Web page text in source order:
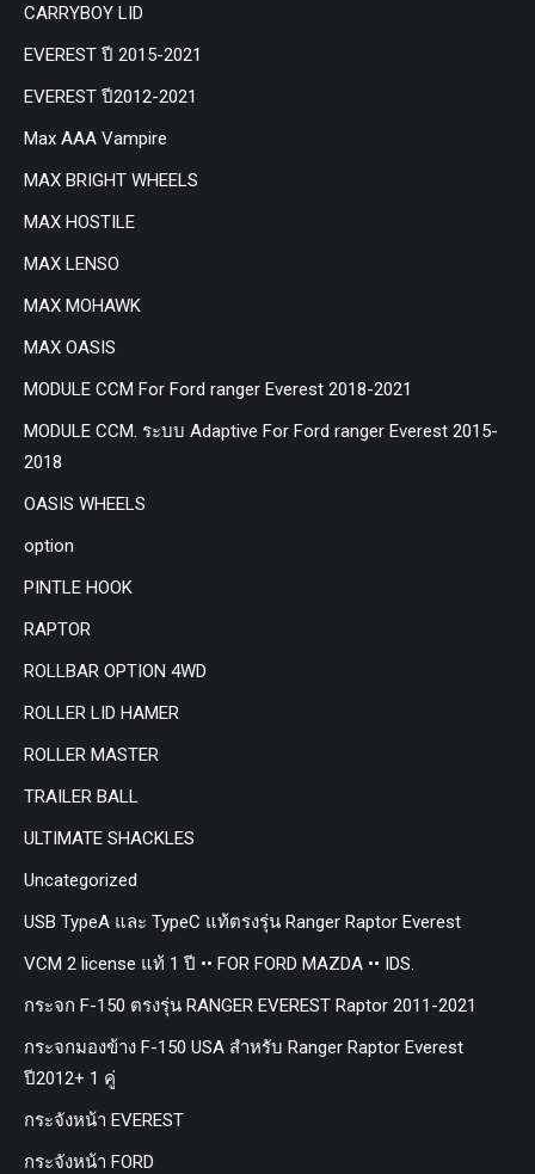
CARRYBOY LID
EVEREST ปี 2015-2021
EVEREST ปี2012-2021
Max AAA Vampire
MAX BRIGHT WHEELS
MAX HOSTILE
MAX LENSO
MAX MOHAWK
MAX OASIS
MODULE CCM For Ford ranger Everest 2018-2021
MODULE CCM. ระบบ Adaptive For Ford ranger Everest 2015-
2018
OASIS WHEELS
option
PINTLE HOOK
RAPTOR
ROLLBAR OPTION 4WD
ROLLER LID HAMER
ROLLER MASTER
TRAILER BALL
ULTIMATE SHACKLES
Uncategorized
USB TypeA และ TypeC แท้ตรงรุ่น Ranger Raptor Everest
VCM 2 license แท้ 1 ปี •• FOR FORD MAZDA •• IDS.
กระจก F-150 ตรงรุ่น RANGER EVEREST Raptor 2011-2021
กระจกมองข้าง F-150 USA สำหรับ Ranger Raptor Everest
ปี2012+ 1 คู่
กระจังหน้า EVEREST
กระจังหน้า FORD